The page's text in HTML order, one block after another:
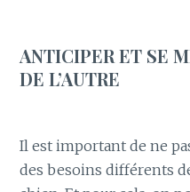
ANTICIPER ET SE
DE L’AUTRE
Il est important de ne
des besoins différents